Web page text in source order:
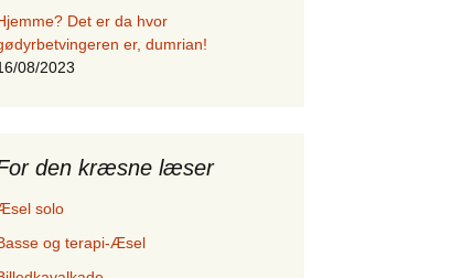
Det er da hvor
er, dumrian!
08/2023
den kræsne læser
solo
og terapi-Æsel